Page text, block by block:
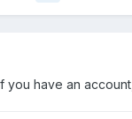
you have an account,